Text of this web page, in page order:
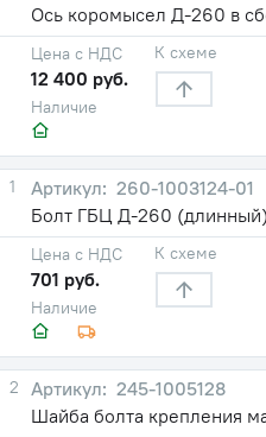
Ось коромысел Д-260 в
Наличие
Цена с НДС
12 400 руб.
К схеме
1
260-1003124-01
Болт ГБЦ Д-260
Наличие
Цена с НДС
701 руб.
К схеме
2
245-1005128
Шайба болта крепления